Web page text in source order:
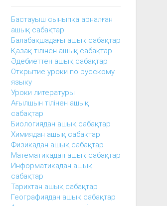
Бастауыш сыныпқа арналған
ашық сабақтар
Балабақшадағы ашық сабақтар
Қазақ тілінен ашық сабақтар
Әдебиеттен ашық сабақтар
Открытие уроки по русскому
языку
Уроки литературы
Ағылшын тілінен ашық
сабақтар
Биологиядан ашық сабақтар
Химиядан ашық сабақтар
Физикадан ашық сабақтар
Математикадан ашық сабақтар
Информатикадан ашық
сабақтар
Тарихтан ашық сабақтар
Географиядан ашық сабақтар